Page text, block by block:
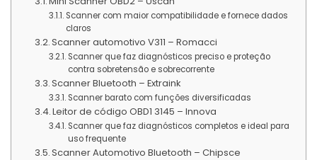
Scanner com maior compatibilidade e fornece dados
claros
Scanner automotivo V311 – Romacci
Scanner que faz diagnósticos preciso e proteção
contra sobretensão e sobrecorrente
Scanner Bluetooth – Extraink
Scanner barato com funções diversificadas
Leitor de código OBD1 3145 – Innova
Scanner que faz diagnósticos completos e ideal para
uso frequente
Scanner Automotivo Bluetooth – Chipsce